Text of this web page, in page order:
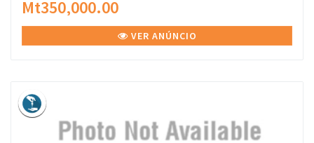
Mt350,000.00
VER ANÚNCIO